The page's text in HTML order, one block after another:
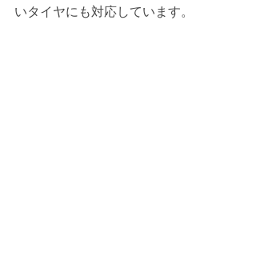
いタイヤにも対応しています。